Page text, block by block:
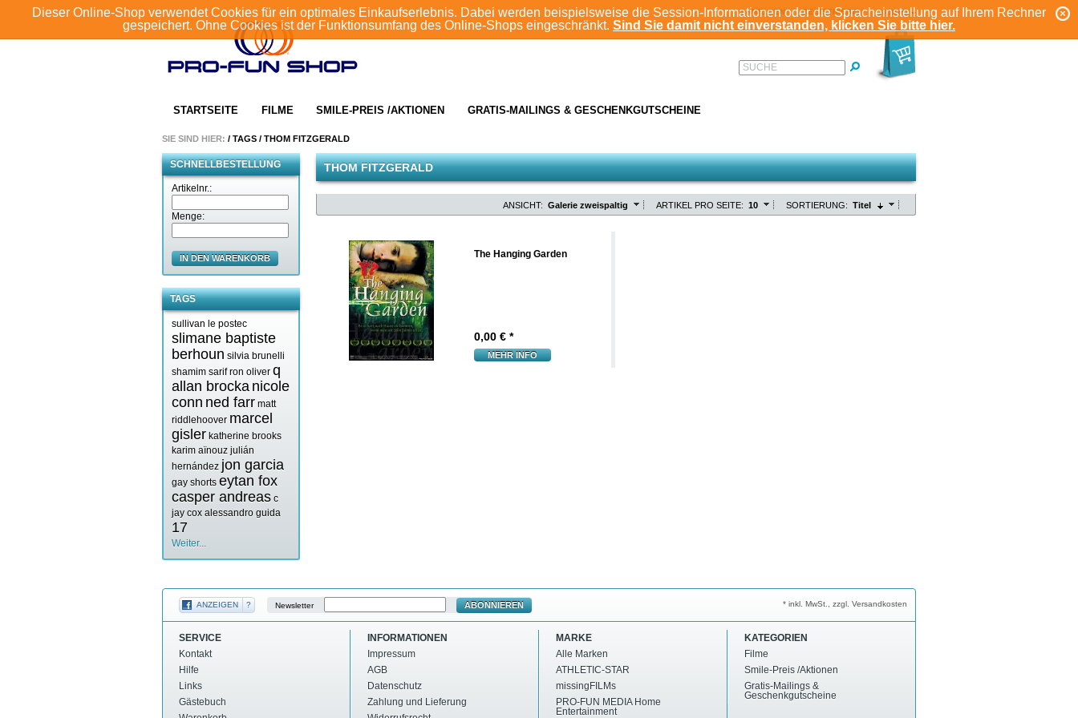
Dieser Online-Shop verwendet Cookies für ein optimales Einkaufserlebnis. Dabei werden beispielsweise die Session-Informationen oder die Spracheinstellung auf Ihrem Rechner
gespeichert. Ohne Cookies ist der Funktionsumfang des Online-Shops eingeschränkt. Sind Sie damit nicht einverstanden, klicken Sie bitte hier.
KONTO
ANMELDEN REGISTRIEREN
STARTSEITE FILME SMILE-PREIS /AKTIONEN GRATIS-MAILINGS & GESCHENKGUTSCHEINE
SUCHE
SIE SIND HIER: / TAGS / THOM FITZGERALD
SCHNELLBESTELLUNG
Artikelnr.:
Menge:
IN DEN WARENKORB
TAGS
sullivan le postec
slimane baptiste
berhoun silvia brunelli
shamim sarif ron oliver q
allan brocka nicole
conn ned farr matt
riddlehoover marcel
gisler katherine brooks
karim aïnouz julián
hernández jon garcia
gay shorts eytan fox
casper andreas c
jay cox alessandro guida
17
Weiter...
THOM FITZGERALD
SORTIERUNG: Titel
ARTIKEL PRO SEITE: 10
ANSICHT: Galerie zweispaltig
The Hanging Garden
0,00 € *
MEHR INFO
ANZEIGEN ? Newsletter ABONNIEREN * inkl. MwSt., zzgl. Versandkosten
SERVICE
Kontakt
Hilfe
Links
Gästebuch
INFORMATIONEN
Impressum
AGB
Datenschutz
Zahlung und Lieferung
MARKE
Alle Marken
ATHLETIC-STAR
missingFILMs
PRO-FUN MEDIA Home
Entertainment
KATEGORIEN
Filme
Smile-Preis /Aktionen
Gratis-Mailings &
Geschenkgutscheine